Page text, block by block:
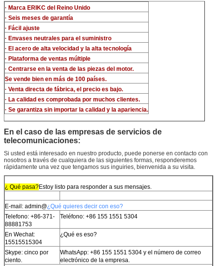
Los kits de ensayo multifunción para inyectores CR
banco de ensayo de inyectores de tren común (For BOS
· Marca ERIKC del Reino Unido
· Seis meses de garantía
· Fácil ajuste
· Envases neutrales para el suministro
· El acero de alta velocidad y la alta tecnología
· Plataforma de ventas múltiple
· Centrarse en la venta de las piezas del motor.
Se vende bien en más de 100 países.
· Venta directa de fábrica, el precio es bajo.
· La calidad es comprobada por muchos clientes.
· Se garantiza sin importar la calidad y la apariencia.
En el caso de las empresas de servicios de
telecomunicaciones:
Si usted está interesado en nuestro producto, puede ponerse en contacto con
nosotros a través de cualquiera de las siguientes formas, responderemos
rápidamente una vez que tengamos sus inguiries, bienvenida a su visita.
¿ Qué pasa?Estoy listo para responder a sus mensajes.
E-mail: admin@¿Qué quieres decir con eso?
Telefono: +86-371-
88881753
Teléfono: +86 155 1551 5304
En Wechat:
15515515304
¿Qué es eso?
Skype: cinco por
ciento.
WhatsApp: +86 155 1551 5304 y el número de correo
electrónico de la empresa.